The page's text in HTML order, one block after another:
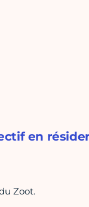
en
Zoot.